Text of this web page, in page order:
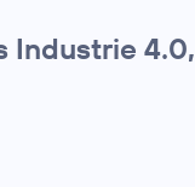
Industrie 4.0,